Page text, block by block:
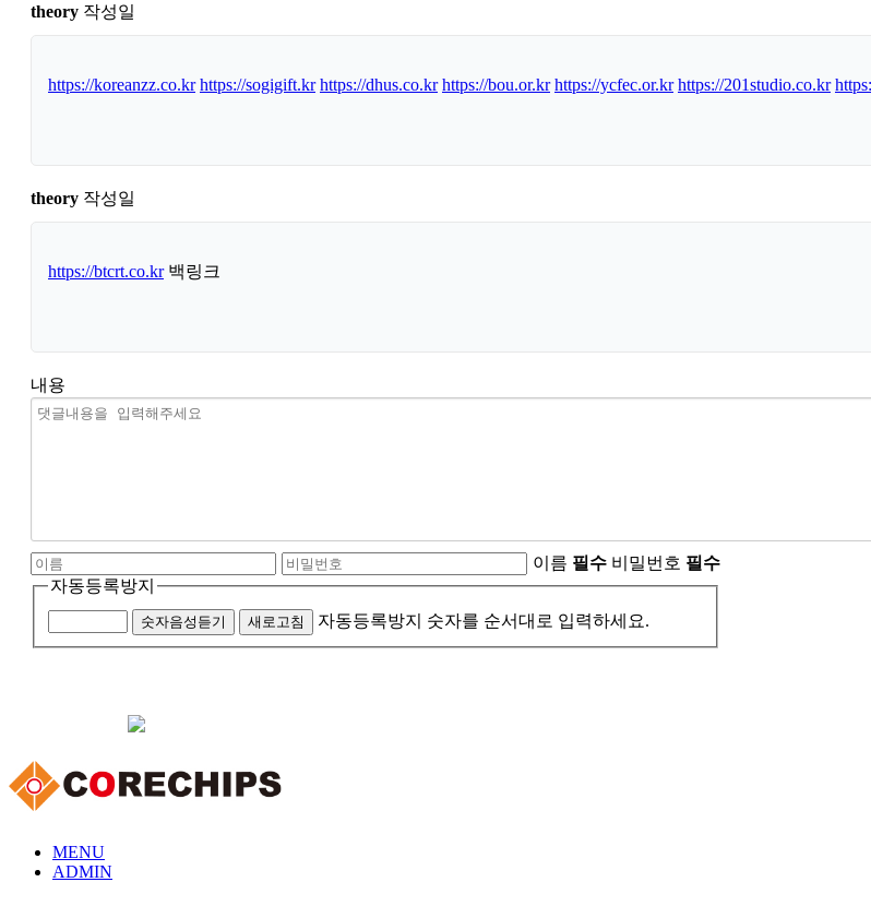
theory 작성일
https://koreanzz.co.kr https://sogigift.kr https://dhus.co.kr https://bou.or.kr https://ycfec.or.kr https://201studio.co.kr
theory 작성일
https://btcrt.co.kr백링크
내용
이름 필수 비밀번호 필수
자동등록방지
숫자음성듣기 새로고침 자동등록방지 숫자를 순서대로 입력하세요.
MENU
ADMIN